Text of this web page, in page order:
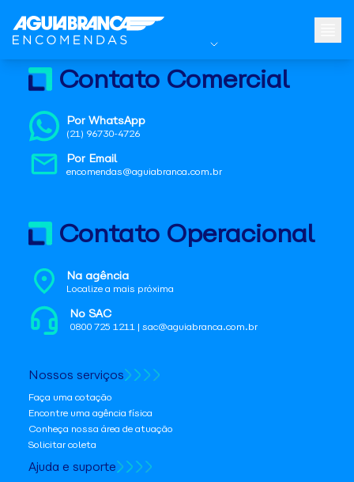
Contato Comercial
Por WhatsApp
(21) 96730-4726
Por Email
encomendas@aguiabranca.com.br
Contato Operacional
Na agência
Localize a mais próxima
No SAC
0800 725 1211 | sac@aguiabranca.com.br
Nossos serviços
Faça uma cotação
Encontre uma agência física
Conheça nossa área de atuação
Solicitar coleta
Ajuda e suporte